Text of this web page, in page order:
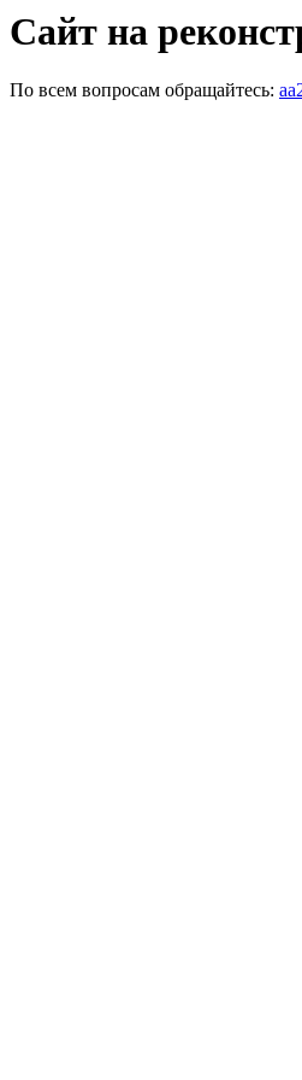
Сайт на
По всем вопросам обращайтесь: